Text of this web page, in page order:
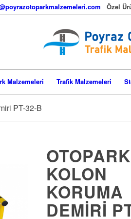
Özel
Malzemeleri Trafik Malzemeleri
PT-32-B
KOLON
KORUMA
DEMIRI